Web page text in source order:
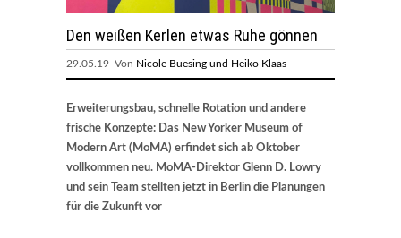
Den weißen Kerlen etwas Ruhe gönnen
29.05.19 Von Nicole Buesing und Heiko Klaas
Erweiterungsbau, schnelle Rotation und andere
frische Konzepte: Das New Yorker Museum of
Modern Art (MoMA) erfindet sich ab Oktober
vollkommen neu. MoMA-Direktor Glenn D. Lowry
und sein Team stellten jetzt in Berlin die Planungen
für die Zukunft vor